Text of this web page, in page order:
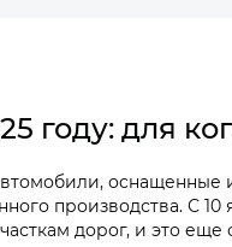
году: для
производства. С
дорог, и это еще